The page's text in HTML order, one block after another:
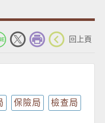
回上頁
保險局 檢查局